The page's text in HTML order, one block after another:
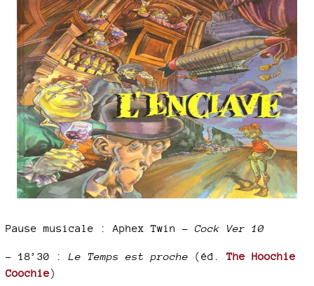
Pause musicale : Aphex Twin – Cock Ver 10
– 18’30 : Le Temps est proche (éd. The Hoochie
Coochie)